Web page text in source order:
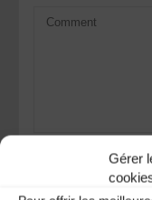
Gérer